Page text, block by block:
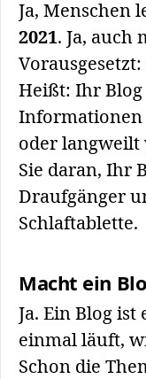
Ja, Menschen
2021. Ja, auch
Heißt: Ihr
oder langweilt
Sie daran, Ihr
Draufgänger
Schlaftablette.
Macht ein
Ja. Ein Blog
einmal läuft,
Schon die